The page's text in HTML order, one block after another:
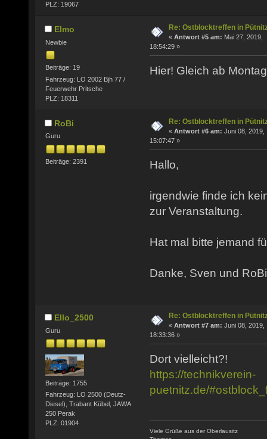
PLZ: 19067
Elmo
Newbie
Beiträge: 19
Fahrzeug: LO 2002 Bjh 77 /
Feuerwehr Pritsche
PLZ: 18311
Re: Ostblocktreffen in
« Antwort #5 am: Mai 27, 2019,
18:54:29 »
Hier! Gleich ab
RoBi
Guru
Beiträge: 2391
Re: Ostblocktreffen in
« Antwort #6 am: Juni 08, 2019,
15:07:47 »
Hallo,
irgendwie finde ich
zur Veranstaltung.
Hat mal bitte jemand
Danke, Sven und RoBi
Ello_2500
Guru
Beiträge: 1755
Fahrzeug: LO 2500 (Deutz-
Diesel), Trabant Kübel, JAWA
250 Perak
PLZ: 01904
Re: Ostblocktreffen in
« Antwort #7 am: Juni 08, 2019,
18:33:36 »
Dort vielleicht?!
https://technikverein-
puetnitz.de/
Viele Grüße aus der Oberlausitz